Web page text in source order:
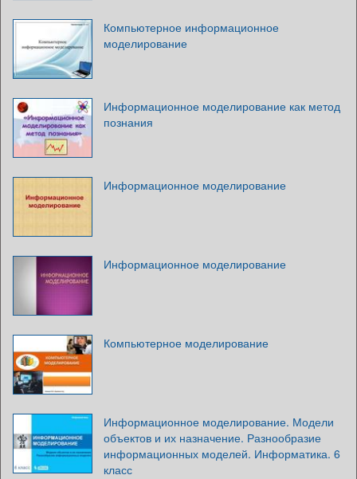
Компьютерное информационное
моделирование
Информационное моделирование как метод
познания
Информационное моделирование
Информационное моделирование
Компьютерное моделирование
Информационное моделирование. Модели
объектов и их назначение. Разнообразие
информационных моделей. Информатика. 6
класс